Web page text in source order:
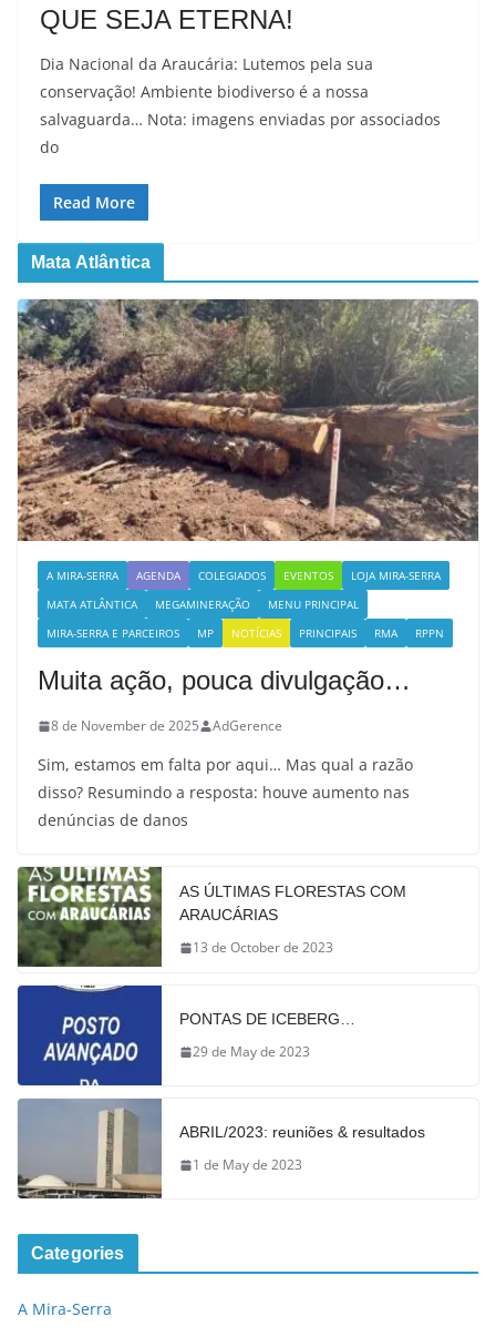
QUE SEJA ETERNA!
Dia Nacional da Araucária: Lutemos pela sua
conservação! Ambiente biodiverso é a nossa
salvaguarda… Nota: imagens enviadas por associados
do
Read More
Mata Atlântica
A MIRA-SERRA AGENDA COLEGIADOS EVENTOS
LOJA MIRA-SERRA
MATA ATLÂNTICA
MEGAMINERAÇÃO
MENU PRINCIPAL
MIRA-SERRA E PARCEIROS
MP NOTÍCIAS PRINCIPAIS RMA RPPN
Muita ação, pouca divulgação…
8 de November de 2025 AdGerence
Sim, estamos em falta por aqui… Mas qual a razão
disso? Resumindo a resposta: houve aumento nas
denúncias de danos
AS ÚLTIMAS FLORESTAS COM
ARAUCÁRIAS
13 de October de 2023
PONTAS DE ICEBERG…
29 de May de 2023
ABRIL/2023: reuniões & resultados
1 de May de 2023
Categories
A Mira-Serra